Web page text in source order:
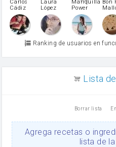
miel
vino blanco
Azúcar glass
Azúcar moreno
Zumo de limón
arroz
Ajos
salsa de soja
Carlos
Cádiz
Laura
López
Martínez
Mariquilla
Power
Bon
Ranking de usuarios en
Lista
Borrar lista
Agrega recetas o
lista de